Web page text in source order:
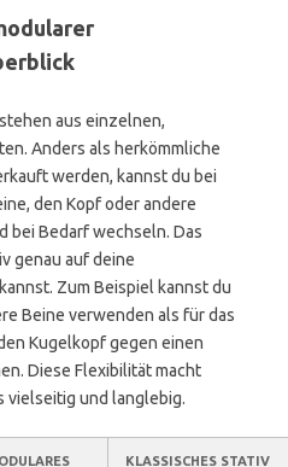
aus einzelnen,
Anders als herkömmliche
werden, kannst du bei
den Kopf oder andere
bei Bedarf wechseln. Das
genau auf deine
Zum Beispiel kannst du
Beine verwenden als für das
Kugelkopf gegen einen
Diese Flexibilität macht
vielseitig und langlebig.
KLASSISCHES STATIV